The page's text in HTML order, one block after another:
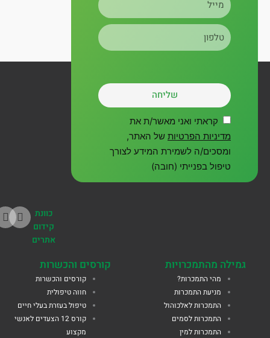
טלפון
שליחה
קראתי ואני מאשר/ת את
מדיניות הפרטיותשל האתר,
ומסכים/ה לשמירת המידע לצורך
טיפול בפנייתי (חובה)
כוונת
קידום
אתרים
גמילה מהתמכרויות
מהי התמכרות?
מניעת התמכרות
התמכרות לאלכוהול
התמכרות לסמים
התמכרות למין
קורסים והכשרות
קורסים והכשרות
חווה טיפולית
טיפול בעזרת בעלי חיים
קורס 12 הצעדים לאנשי
מקצוע